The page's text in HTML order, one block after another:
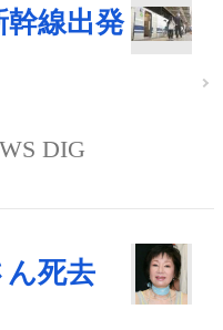
線出発
DIG
ん死去